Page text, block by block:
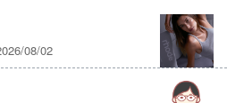
08/02